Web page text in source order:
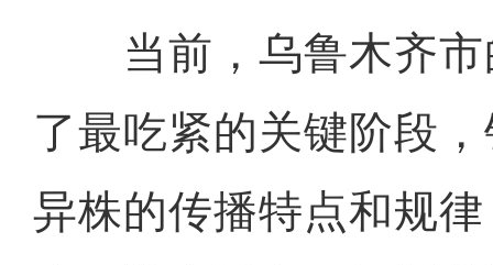
当前，乌鲁木齐市
了最吃紧的关键阶段
异株的传播特点和规